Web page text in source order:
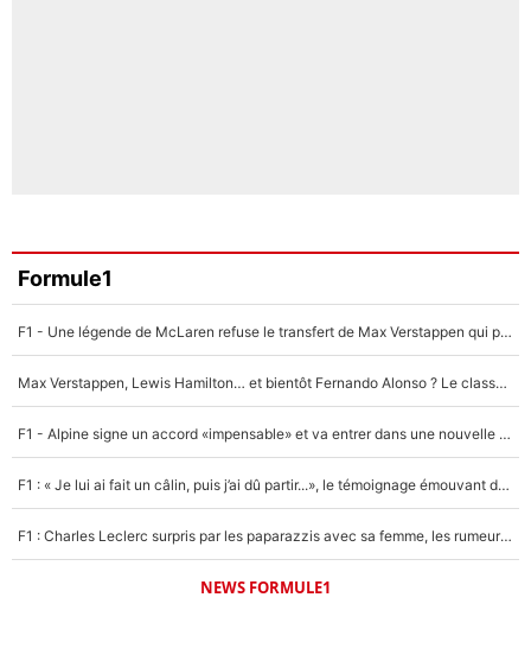
Formule1
F1 - Une légende de McLaren refuse le transfert de Max Verstappen qui pourrait «faire des vagues» et plomber l'ambiance dans l'équipe
Max Verstappen, Lewis Hamilton… et bientôt Fernando Alonso ? Le classement des pilotes les mieux payés en Formule 1 risque de changer !
F1 - Alpine signe un accord «impensable» et va entrer dans une nouvelle dimension : Grande nouvelle pour Pierre Gasly !
F1 : « Je lui ai fait un câlin, puis j’ai dû partir...», le témoignage émouvant de Max Verstappen sur sa fille
F1 : Charles Leclerc surpris par les paparazzis avec sa femme, les rumeurs étaient vraies !
NEWS FORMULE1